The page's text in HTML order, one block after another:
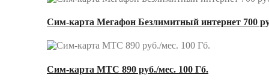
Сим-карта Мегафон Безлимитный интернет 700
Сим-карта МТС 890 руб./мес. 100 Гб.